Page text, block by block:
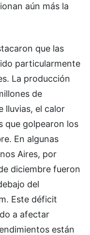
aún más la
que las
particularmente
La producción
de
lluvias, el calor
que golpearon los
En algunas
Aires, por
diciembre fueron
del
Este déficit
a afectar
están